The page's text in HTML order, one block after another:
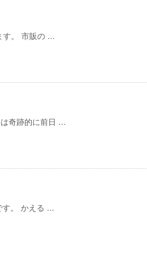
す。 市販の ...
奇跡的に前日 ...
す。 かえる ...